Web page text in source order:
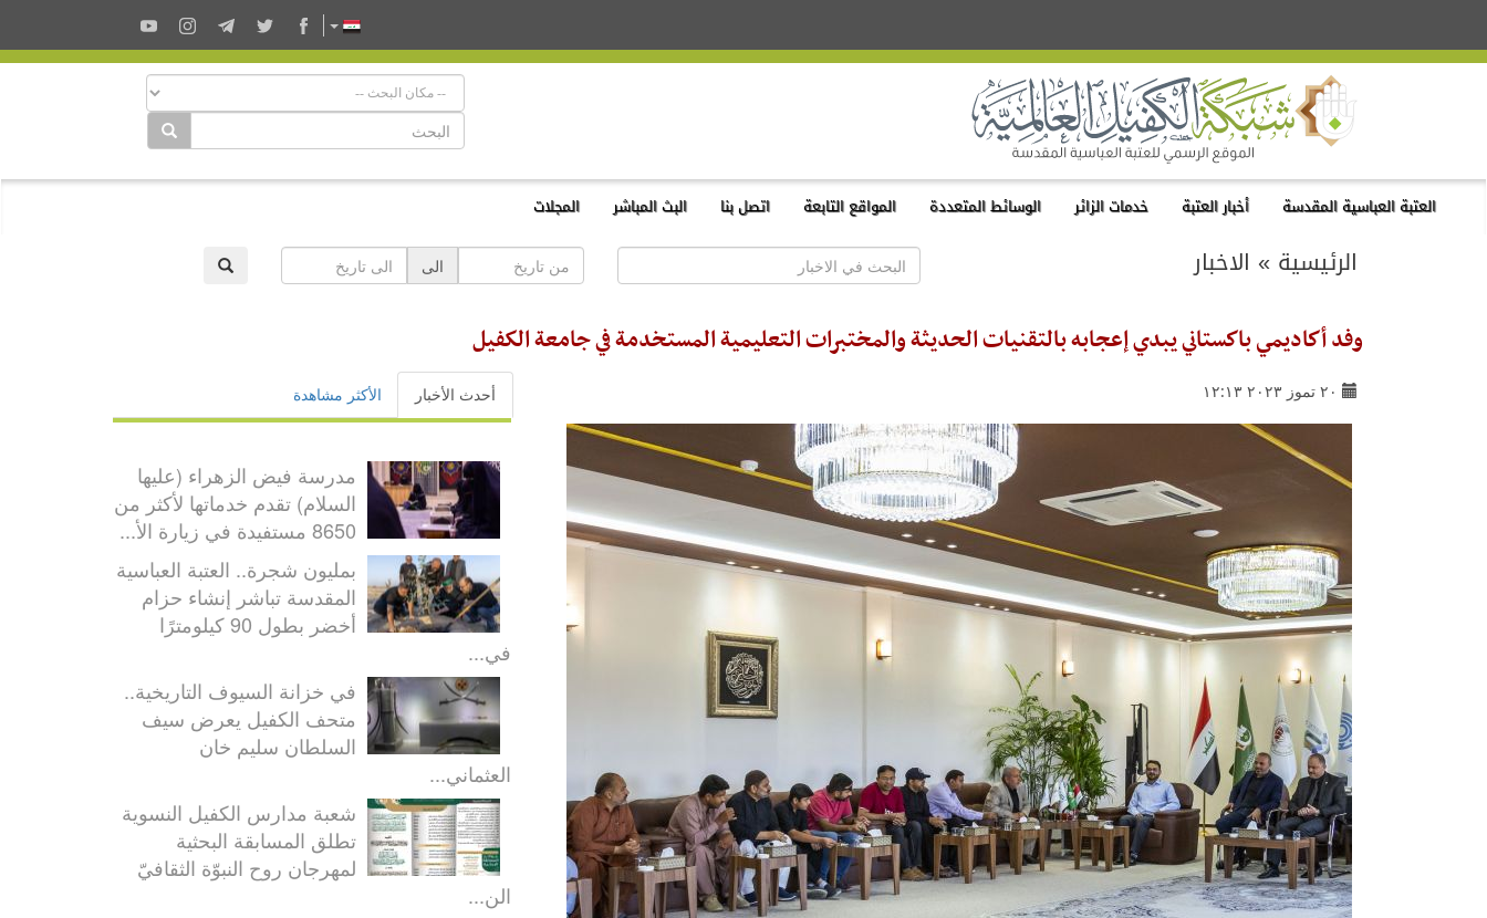
العتبة العباسية المقدسة أخبار العتبة خدمات الزائر الوسائط المتعددة المواقع التابعة اتصل بنا البث المباشر المجلات
الرئيسية » الاخبار الى
وفد أكاديمي باكستاني يبدي إعجابه بالتقنيات الحديثة والمختبرات التعليمية المستخدمة في جامعة الكفيل
٢٠ تموز ٢٠٢٣ ١٢:١٣ أحدث الأخبار الأكثر مشاهدة
مدرسة فيض الزهراء (عليها
السلام) تقدم خدماتها لأكثر من
8650 مستفيدة في زيارة الأ...
بمليون شجرة.. العتبة العباسية
المقدسة تباشر إنشاء حزام
أخضر بطول 90 كيلومترًا
في...
في خزانة السيوف التاريخية..
متحف الكفيل يعرض سيف
السلطان سليم خان
العثماني...
شعبة مدارس الكفيل النسوية
تطلق المسابقة البحثية
لمهرجان روح النبوّة الثقافيّ
الن...